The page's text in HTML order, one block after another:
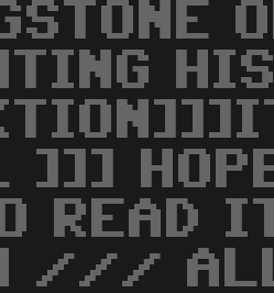
]]]
READ
///